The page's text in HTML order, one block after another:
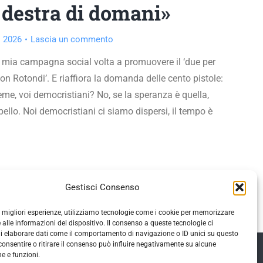
Gestisci Consenso
migliori esperienze, utilizziamo tecnologie come i cookie per memorizzare
alle informazioni del dispositivo. Il consenso a queste tecnologie ci
elaborare dati come il comportamento di navigazione o ID unici su questo
o ritirare il consenso può influire negativamente su alcune
e funzioni.
di domani»
2026 Lascia un commento
campagna social volta a promuovere il ‘due per
Rotondi’. E riaffiora la domanda delle cento pistole:
voi democristiani? No, se la speranza è quella,
Noi democristiani ci siamo dispersi, il tempo è